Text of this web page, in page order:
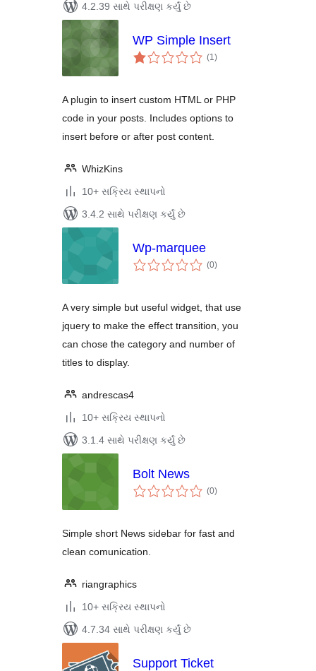
4.2.39 સાથે પરીક્ષણ કર્યું છે
WP Simple Insert
(1કુલ
રેટિંગ્સ
)
A plugin to insert custom HTML or PHP
code in your posts. Includes options to
insert before or after post content.
WhizKins
10+ સક્રિય સ્થાપનો
3.4.2 સાથે પરીક્ષણ કર્યું છે
Wp-marquee
(0કુલ
રેટિંગ્સ
)
A very simple but useful widget, that use
jquery to make the effect transition, you
can chose the category and number of
titles to display.
andrescas4
10+ સક્રિય સ્થાપનો
3.1.4 સાથે પરીક્ષણ કર્યું છે
Bolt News
(0કુલ
રેટિંગ્સ
)
Simple short News sidebar for fast and
clean comunication.
riangraphics
10+ સક્રિય સ્થાપનો
4.7.34 સાથે પરીક્ષણ કર્યું છે
Support Ticket